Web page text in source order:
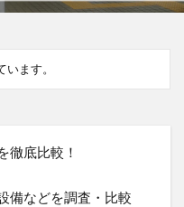
ます。
徹底比較！
備などを調査・比較